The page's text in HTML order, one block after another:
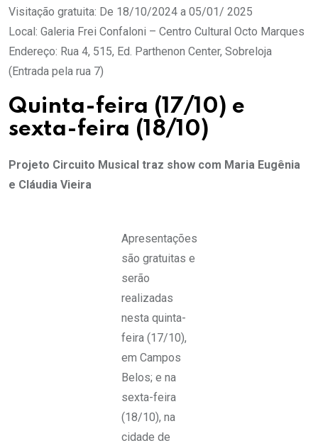
Visitação gratuita: De 18/10/2024 a 05/01/ 2025
Local: Galeria Frei Confaloni – Centro Cultural Octo Marques
Endereço: Rua 4, 515, Ed. Parthenon Center, Sobreloja
(Entrada pela rua 7)
Quinta-feira (17/10) e
sexta-feira (18/10)
Projeto Circuito Musical traz show com Maria Eugênia
e Cláudia Vieira
Apresentações
são gratuitas e
serão
realizadas
nesta quinta-
feira (17/10),
em Campos
Belos; e na
sexta-feira
(18/10), na
cidade de